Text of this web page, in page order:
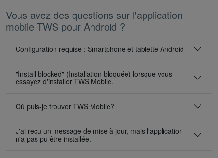
Vous avez des questions sur l'application
mobile TWS pour Android ?
Configuration requise : Smartphone et tablette Android
"Install blocked" (Installation bloquée) lorsque vous
essayez d'installer TWS Mobile.
Où puis-je trouver TWS Mobile?
J'ai reçu un message de mise à jour, mais l'application
n'a pas pu être installée.